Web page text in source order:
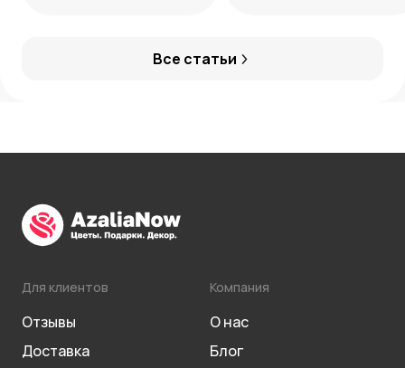
Все статьи
Для клиентов
Отзывы
Доставка
Компания
О нас
Блог